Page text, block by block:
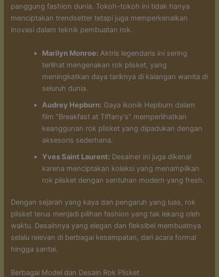
panggung fashion dunia. Tokoh-tokoh ini tidak hanya
menciptakan trendsetter tetapi juga memperkenalkan
inovasi dalam teknik pembuatan rok.
Marilyn Monroe: Aktris legendaris ini sering
terlihat mengenakan rok plisket, yang
meningkatkan daya tariknya di kalangan wanita di
seluruh dunia.
Audrey Hepburn: Gaya ikonik Hepburn dalam
film “Breakfast at Tiffany’s” memperlihatkan
keanggunan rok plisket yang dipadukan dengan
aksesoris sederhana.
Yves Saint Laurent: Desainer ini juga dikenal
karena menciptakan koleksi yang menampilkan
rok plisket dengan sentuhan modern yang fresh.
Dengan sejarah yang kaya dan pengaruh yang luas, rok
plisket terus menjadi pilihan fashion yang tak lekang oleh
waktu. Desainnya yang elegan dan fleksibel membuatnya
selalu relevan di berbagai kesempatan, dari acara formal
hingga santai.
Berbagai Model dan Desain Rok Plisket